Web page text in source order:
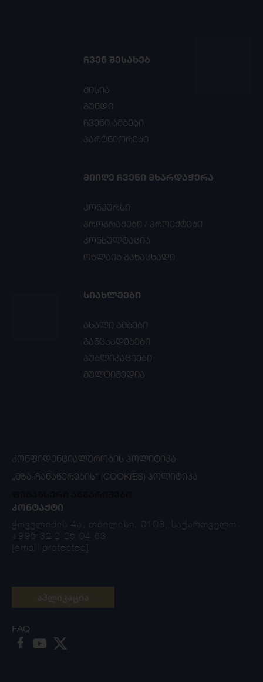
ᲩᲕᲔᲜ ᲨᲔᲡᲐᲮᲔᲑ
მისია
გუნდი
ჩვენი ამბები
პარტნიორები
ᲛᲘᲘᲦᲔ ᲩᲕᲔᲜᲘ ᲛᲮᲐᲠᲓᲐᲭᲔᲠᲐ
კონკურსი
პროგრამები / პროექტები
კონსულტაცია
ონლაინ განაცხადი
ᲡᲘᲐᲮᲚᲔᲔᲑᲘ
ახალი ამბები
განცხადებები
პუბლიკაციები
მულტიმედია
ᲙᲝᲜᲤᲘᲓᲔᲜᲪᲘᲐᲚᲣᲠᲝᲑᲘᲡ ᲞᲝᲚᲘᲢᲘᲙᲐ
„ᲛᲖᲐ-ᲩᲐᲜᲐᲬᲔᲠᲔᲑᲘᲡ“ (COOKIES) ᲞᲝᲚᲘᲢᲘᲙᲐ
ᲙᲝᲜᲢᲐᲥᲢᲘ
ჭოველიძის 4ა, თბილისი, 0108, საქართველო
+995 32 2 25 04 63
[email protected]
FAQ